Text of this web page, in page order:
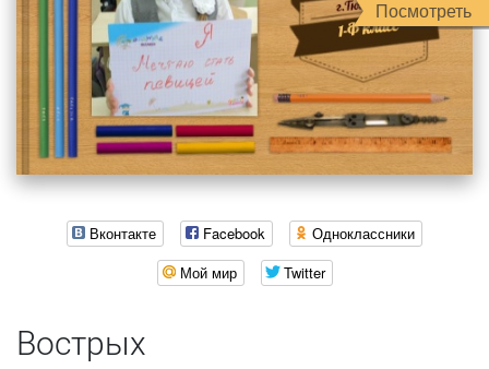
Посмотреть
Вконтакте Facebook
Одноклассники
Мой мир
Twitter
Вострых